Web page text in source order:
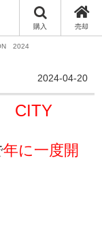
購入 売却
2024
2024-04-20
CITY
年に一度開